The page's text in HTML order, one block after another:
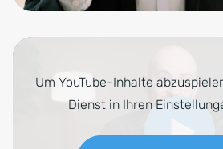
Um YouTube-Inhalte
Dienst in Ihren